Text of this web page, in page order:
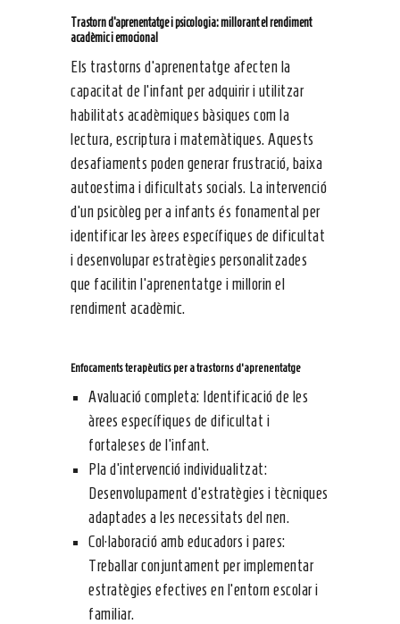
Trastorn d’aprenentatge i psicologia: millorant el rendiment
acadèmic i emocional
Els trastorns d’aprenentatge afecten la
capacitat de l’infant per adquirir i utilitzar
habilitats acadèmiques bàsiques com la
lectura, escriptura i matemàtiques. Aquests
desafiaments poden generar frustració, baixa
autoestima i dificultats socials. La intervenció
d’un psicòleg per a infants és fonamental per
identificar les àrees específiques de dificultat
i desenvolupar estratègies personalitzades
que facilitin l’aprenentatge i millorin el
rendiment acadèmic.
Enfocaments terapèutics per a trastorns d’aprenentatge
Avaluació completa: Identificació de les
àrees específiques de dificultat i
fortaleses de l’infant.
Pla d’intervenció individualitzat:
Desenvolupament d’estratègies i tècniques
adaptades a les necessitats del nen.
Col·laboració amb educadors i pares:
Treballar conjuntament per implementar
estratègies efectives en l’entorn escolar i
familiar.